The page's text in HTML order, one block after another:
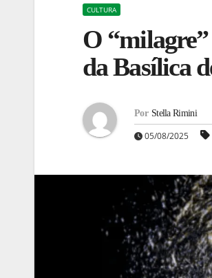
CULTURA
O
da Basílica
Por Stella Rimini
05/08/2025